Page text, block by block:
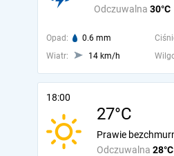
Odczuwalna 30°C
Opad: 0.6 mm
Wiatr:
14 km/h
18:00
27°C
Odczuwalna 28°C
Prawie